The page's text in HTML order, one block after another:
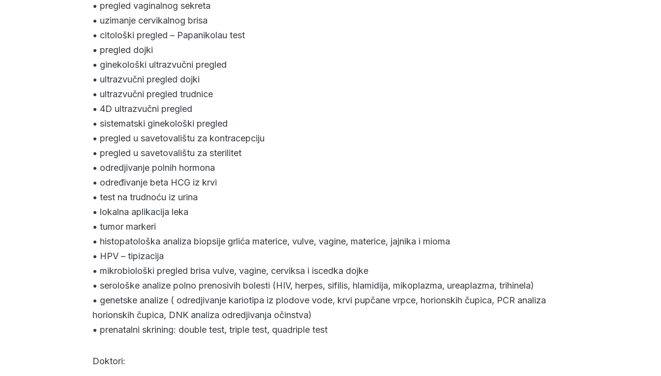
• pregled vaginalnog sekreta
• uzimanje cervikalnog brisa
• citološki pregled – Papanikolau test
• pregled dojki
• ginekološki ultrazvučni pregled
• ultrazvučni pregled dojki
• ultrazvučni pregled trudnice
• 4D ultrazvučni pregled
• sistematski ginekološki pregled
• pregled u savetovalištu za kontracepciju
• pregled u savetovalištu za sterilitet
• odredjivanje polnih hormona
• određivanje beta HCG iz krvi
• test na trudnoću iz urina
• lokalna aplikacija leka
• tumor markeri
• histopatološka analiza biopsije grlića materice, vulve, vagine, materice, jajnika i mioma
• HPV – tipizacija
• mikrobiološki pregled brisa vulve, vagine, cerviksa i iscedka dojke
• serološke analize polno prenosivih bolesti (HIV, herpes, sifilis, hlamidija, mikoplazma, ureaplazma, trihinela)
• genetske analize ( odredjivanje kariotipa iz plodove vode, krvi pupčane vrpce, horionskih čupica, PCR analiza
horionskih čupica, DNK analiza odredjivanja očinstva)
• prenatalni skrining: double test, triple test, quadriple test
Doktori: